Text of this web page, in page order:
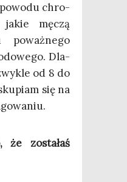
powo­du chro­
męczą
Dla­
od 8 do
się na
że zosta­łaś